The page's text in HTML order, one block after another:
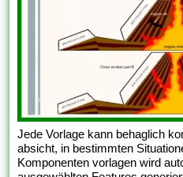
Jede Vorlage kann behaglich
absicht, in bestimmten
Komponenten vorlagen wird